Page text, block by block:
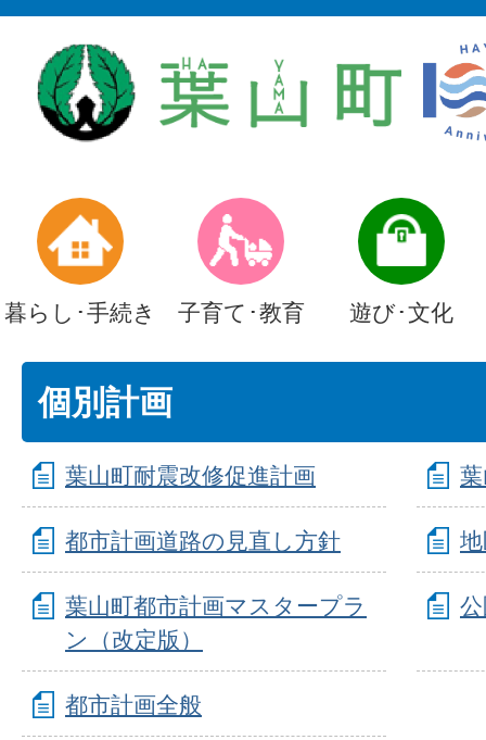
暮らし･手続き 子育て･教育 遊び･文化
個別計画
葉山町耐震改修促進計画
都市計画道路の見直し方針
葉山町都市計画マスタープラ
ン（改定版）
都市計画全般